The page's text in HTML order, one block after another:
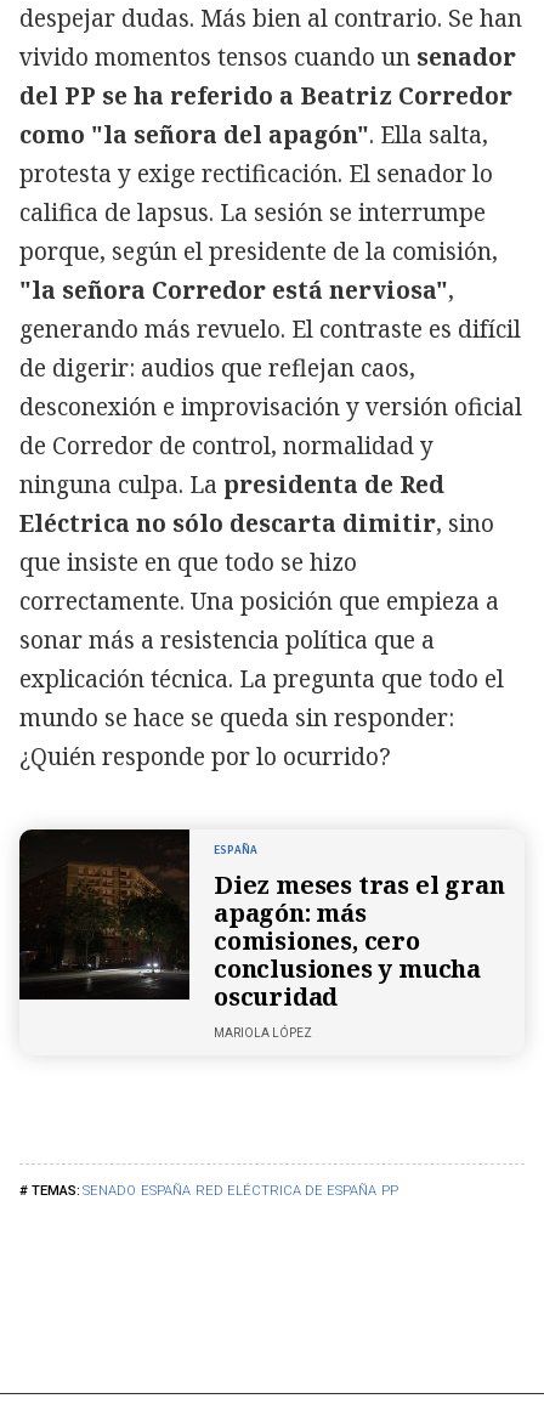
SENADO ESPAÑA RED ELÉCTRICA DE ESPAÑA PP
despejar dudas. Más bien al contrario. Se han
vivido momentos tensos cuando un senador
del PP se ha referido a Beatriz Corredor
como "la señora del apagón". Ella salta,
protesta y exige rectificación. El senador lo
califica de lapsus. La sesión se interrumpe
porque, según el presidente de la comisión,
"la señora Corredor está nerviosa",
generando más revuelo. El contraste es difícil
de digerir: audios que reflejan caos,
desconexión e improvisación y versión oficial
de Corredor de control, normalidad y
ninguna culpa. La presidenta de Red
Eléctrica no sólo descarta dimitir, sino
que insiste en que todo se hizo
correctamente. Una posición que empieza a
sonar más a resistencia política que a
explicación técnica. La pregunta que todo el
mundo se hace se queda sin responder:
¿Quién responde por lo ocurrido?
ESPAÑA
Diez meses tras el gran
apagón: más
comisiones, cero
conclusiones y mucha
oscuridad
MARIOLA LÓPEZ